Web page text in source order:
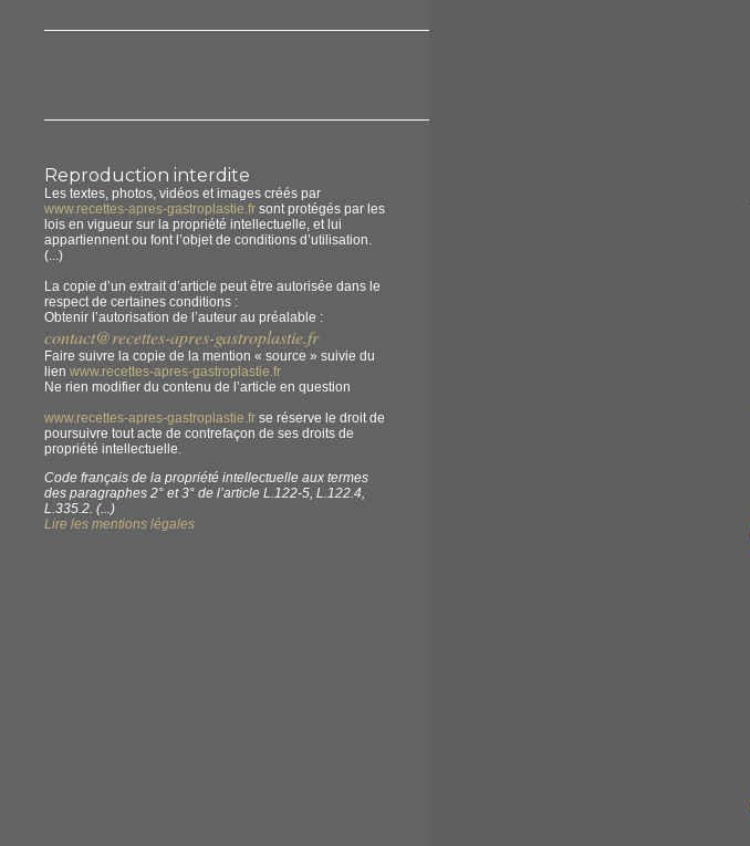
Reproduction interdite
Les textes, photos, vidéos et images créés par
www.recettes-apres-gastroplastie.fr sont protégés par les
lois en vigueur sur la propriété intellectuelle, et lui
appartiennent ou font l’objet de conditions d’utilisation.
(...)
La copie d’un extrait d’article peut être autorisée dans le
respect de certaines conditions :
Obtenir l’autorisation de l’auteur au préalable :
contact@recettes-apres-gastroplastie.fr
Faire suivre la copie de la mention « source » suivie du
lien www.recettes-apres-gastroplastie.fr
Ne rien modifier du contenu de l’article en question
www.recettes-apres-gastroplastie.fr se réserve le droit de
poursuivre tout acte de contrefaçon de ses droits de
propriété intellectuelle.
Code français de la propriété intellectuelle aux termes
des paragraphes 2° et 3° de l’article L.122-5, L.122.4,
L.335.2. (...)
Lire les mentions légales